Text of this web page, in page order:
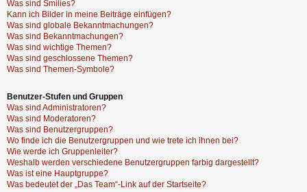
Was sind Smilies?
Kann ich Bilder in meine Beiträge einfügen?
Was sind globale Bekanntmachungen?
Was sind Bekanntmachungen?
Was sind wichtige Themen?
Was sind geschlossene Themen?
Was sind Themen-Symbole?
Benutzer-Stufen und Gruppen
Was sind Administratoren?
Was sind Moderatoren?
Was sind Benutzergruppen?
Wo finde ich die Benutzergruppen und wie trete ich ihnen bei?
Wie werde ich Gruppenleiter?
Weshalb werden verschiedene Benutzergruppen farbig dargestellt?
Was ist eine Hauptgruppe?
Was bedeutet der „Das Team“-Link auf der Startseite?